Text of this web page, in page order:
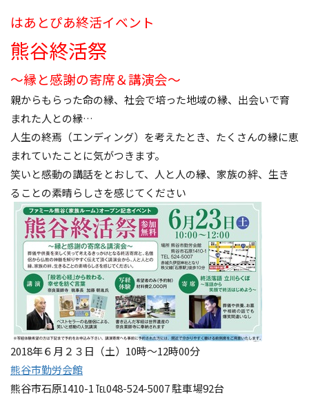
はあとぴあ終活イベント
熊谷終活祭
～縁と感謝の寄席＆講演会～
親からもらった命の縁、社会で培った地域の縁、出会いで育
まれた人との縁…
人生の終焉（エンディング）を考えたとき、たくさんの縁に恵
まれていたことに気がつきます。
笑いと感動の講話をとおして、人と人の縁、家族の絆、生き
ることの素晴らしさを感じてください
2018年６月２３日（土）10時～12時00分
熊谷市勤労会館
熊谷市石原1410-1 ℡048-524-5007 駐車場92台